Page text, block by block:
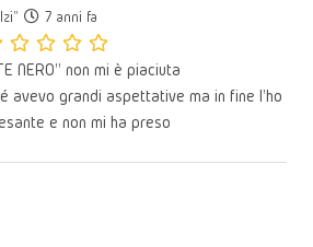
7 anni fa
NERO" non mi è piaciuta
avevo grandi aspettative ma in fine l'ho
e non mi ha preso